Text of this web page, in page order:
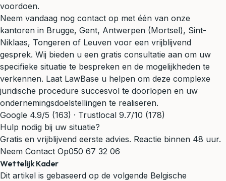
voordoen.
Neem vandaag nog contact op met één van onze
kantoren in Brugge, Gent, Antwerpen (Mortsel), Sint-
Niklaas, Tongeren of Leuven voor een vrijblijvend
gesprek. Wij bieden u een gratis consultatie aan om uw
specifieke situatie te bespreken en de mogelijkheden te
verkennen. Laat LawBase u helpen om deze complexe
juridische procedure succesvol te doorlopen en uw
ondernemingsdoelstellingen te realiseren.
Google 4.9/5 (163) · Trustlocal 9.7/10 (178)
Hulp nodig bij uw situatie?
Gratis en vrijblijvend eerste advies. Reactie binnen 48 uur.
Neem Contact Op050 67 32 06
Wettelijk Kader
Dit artikel is gebaseerd op de volgende Belgische